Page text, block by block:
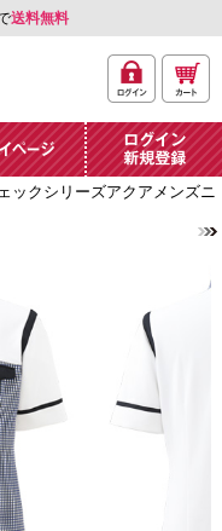
送料無料
イン
ト
ージ
ログイン・新規
ックシリーズアクアメンズニ